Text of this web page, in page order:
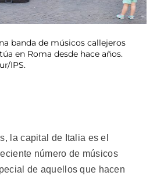
banda de músicos callejeros
en Roma desde hace años.
IPS.
la capital de Italia es el
número de músicos
de aquellos que hacen